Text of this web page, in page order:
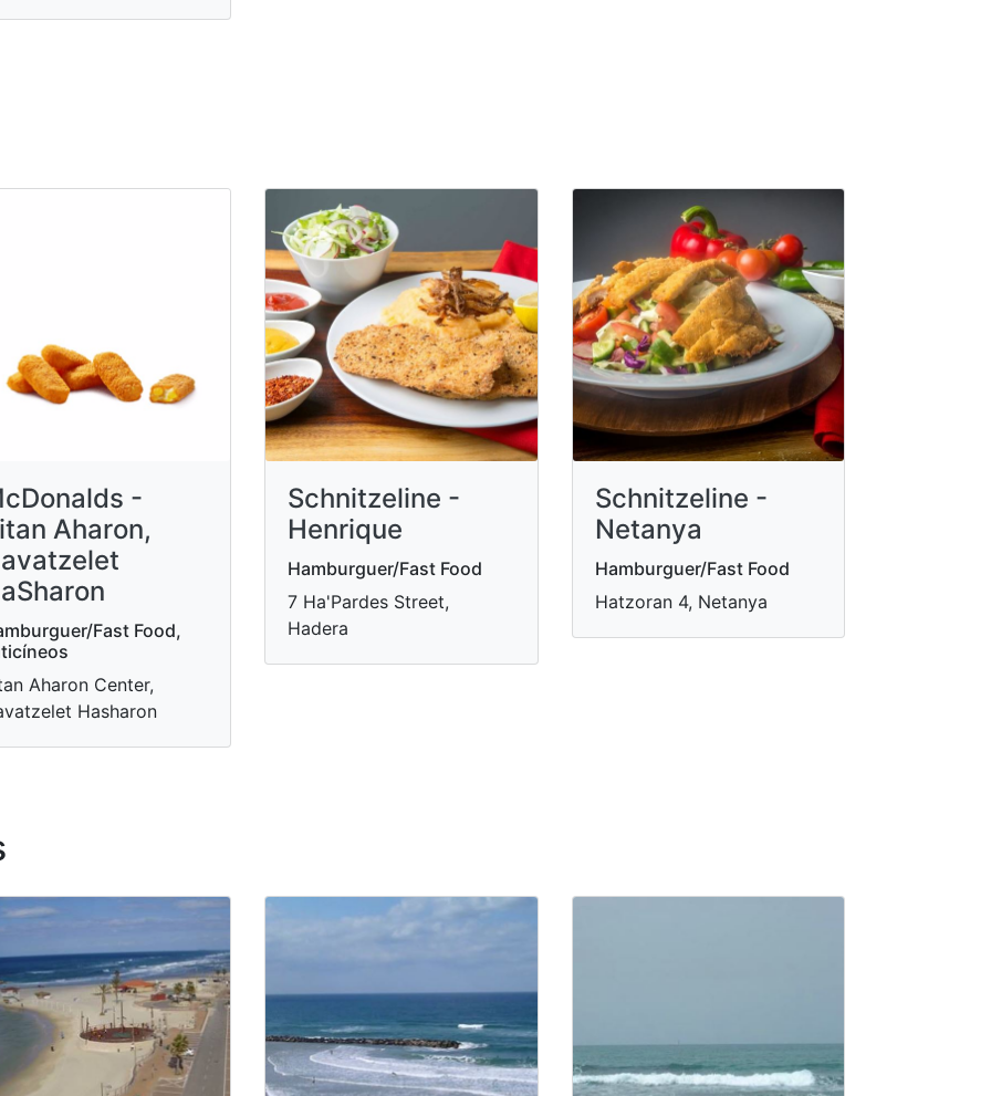
-
Aharon,
Fast Food,
Aharon Center,
Hasharon
Schnitzeline -
Henrique
Hamburguer/Fast Food
7 Ha'Pardes Street,
Hadera
Schnitzeline -
Netanya
Hamburguer/Fast Food
Hatzoran 4, Netanya